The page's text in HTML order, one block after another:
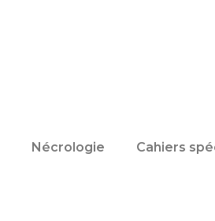
Nécrologie Cahiers